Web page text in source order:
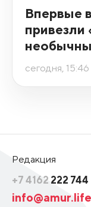
Впервые
сегодня, 15:46
Редакция
+7 4162 222 744
info@amur.life